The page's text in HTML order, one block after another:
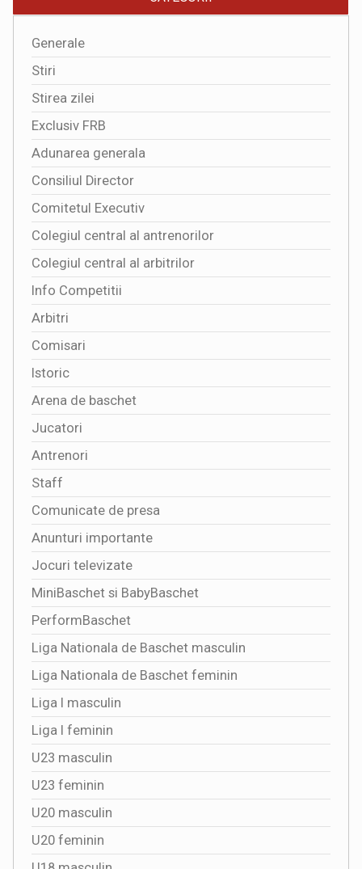
Generale
Stiri
Stirea zilei
Exclusiv FRB
Adunarea generala
Consiliul Director
Comitetul Executiv
Colegiul central al antrenorilor
Colegiul central al arbitrilor
Info Competitii
Arbitri
Comisari
Istoric
Arena de baschet
Jucatori
Antrenori
Staff
Comunicate de presa
Anunturi importante
Jocuri televizate
MiniBaschet si BabyBaschet
PerformBaschet
Liga Nationala de Baschet masculin
Liga Nationala de Baschet feminin
Liga I masculin
Liga I feminin
U23 masculin
U23 feminin
U20 masculin
U20 feminin